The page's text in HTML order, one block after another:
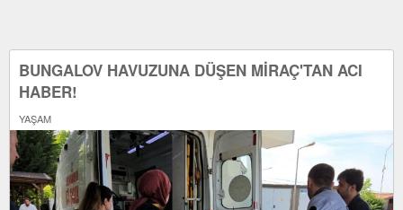
BUNGALOV HAVUZUNA DÜŞEN MİRAÇ'TAN ACI
HABER!
YAŞAM